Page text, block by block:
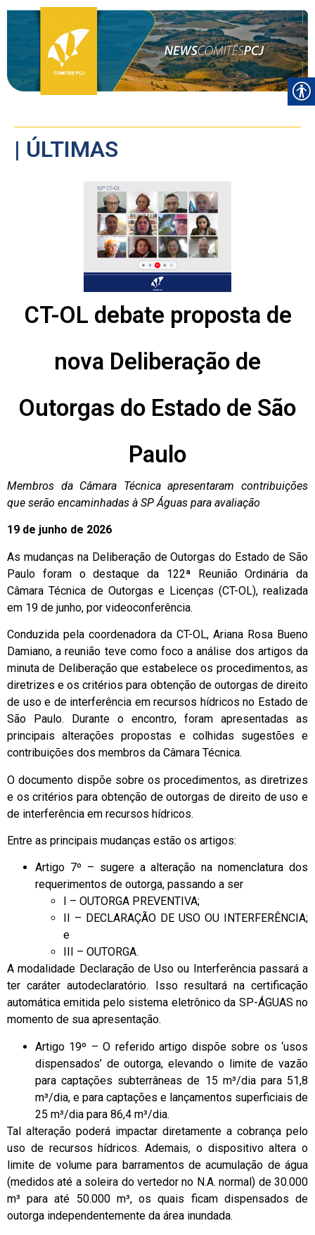
| ÚLTIMAS
CT-OL debate proposta de
nova Deliberação de
Outorgas do Estado de São
Paulo
Membros da Câmara Técnica apresentaram contribuições
que serão encaminhadas à SP Águas para avaliação
19 de junho de 2026
As mudanças na Deliberação de Outorgas do Estado de São
Paulo foram o destaque da 122ª Reunião Ordinária da
Câmara Técnica de Outorgas e Licenças (CT-OL), realizada
em 19 de junho, por videoconferência.
Conduzida pela coordenadora da CT-OL, Ariana Rosa Bueno
Damiano, a reunião teve como foco a análise dos artigos da
minuta de Deliberação que estabelece os procedimentos, as
diretrizes e os critérios para obtenção de outorgas de direito
de uso e de interferência em recursos hídricos no Estado de
São Paulo. Durante o encontro, foram apresentadas as
principais alterações propostas e colhidas sugestões e
contribuições dos membros da Câmara Técnica.
O documento dispõe sobre os procedimentos, as diretrizes
e os critérios para obtenção de outorgas de direito de uso e
de interferência em recursos hídricos.
Entre as principais mudanças estão os artigos:
Artigo 7º – sugere a alteração na nomenclatura dos
requerimentos de outorga, passando a ser
I – OUTORGA PREVENTIVA;
II – DECLARAÇÃO DE USO OU INTERFERÊNCIA;
e
III – OUTORGA.
A modalidade Declaração de Uso ou Interferência passará a
ter caráter autodeclaratório. Isso resultará na certificação
automática emitida pelo sistema eletrônico da SP-ÁGUAS no
momento de sua apresentação.
Artigo 19º – O referido artigo dispõe sobre os ‘usos
dispensados’ de outorga, elevando o limite de vazão
para captações subterrâneas de 15 m³/dia para 51,8
m³/dia, e para captações e lançamentos superficiais de
25 m³/dia para 86,4 m³/dia.
Tal alteração poderá impactar diretamente a cobrança pelo
uso de recursos hídricos. Ademais, o dispositivo altera o
limite de volume para barramentos de acumulação de água
(medidos até a soleira do vertedor no N.A. normal) de 30.000
m³ para até 50.000 m³, os quais ficam dispensados de
outorga independentemente da área inundada.